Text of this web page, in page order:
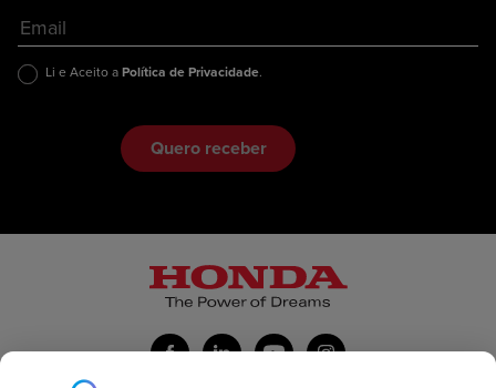
Li e Aceito a Política de Privacidade.